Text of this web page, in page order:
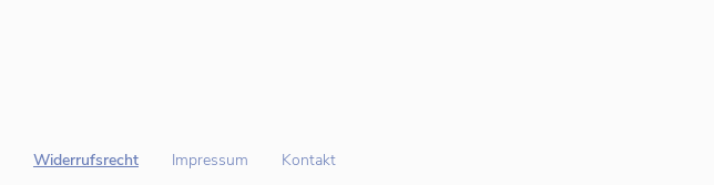
Widerrufsrecht Impressum Kontakt